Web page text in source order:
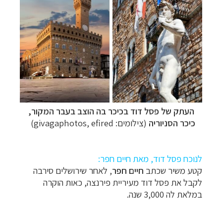
העתק של פסל דוד בכיכר בה הוצב בעבר המקור,
כיכר הסניוריה (צילומים: givagaphotos, efired
)
לנוכח פסל דוד, מאת חיים חפר:
קטע משיר שכתב חיים חפר, לאחר שירושלים סירבה
לקבל את פסל דוד מעיריית פירנצה, כאות הוקרה
במלאת לה 3,000 שנה.